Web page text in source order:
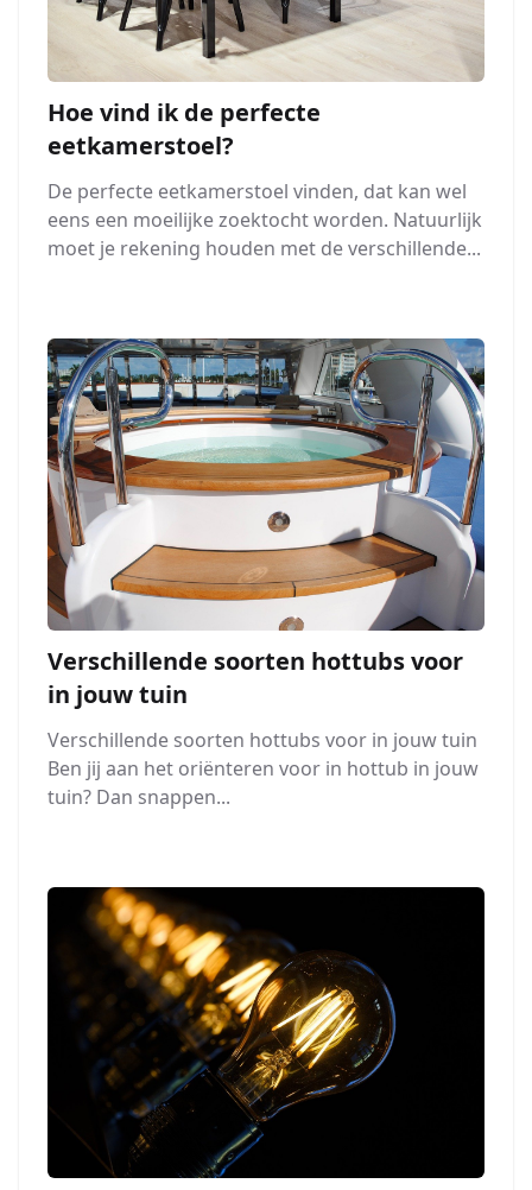
Hoe vind ik de perfecte
eetkamerstoel?
De perfecte eetkamerstoel vinden, dat kan wel
eens een moeilijke zoektocht worden. Natuurlijk
moet je rekening houden met de verschillende...
Verschillende soorten hottubs voor
in jouw tuin
Verschillende soorten hottubs voor in jouw tuin
Ben jij aan het oriënteren voor in hottub in jouw
tuin? Dan snappen...